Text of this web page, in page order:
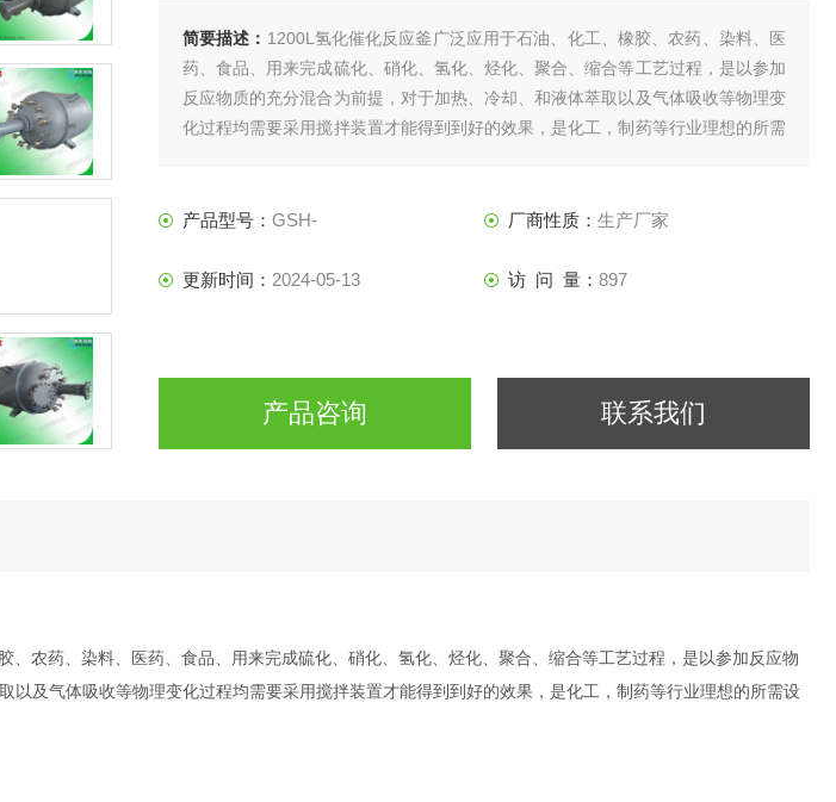
简要描述： 1200L氢化催化反应釜广泛应用于石油、化工、橡胶、农药、染料、医
药、食品、用来完成硫化、硝化、氢化、烃化、聚合、缩合等工艺过程，是以参加
反应物质的充分混合为前提，对于加热、冷却、和液体萃取以及气体吸收等物理变
化过程均需要采用搅拌装置才能得到到好的效果，是化工，制药等行业理想的所需
产品型号： GSH- 厂商性质： 生产厂家
更新时间： 2024-05-13 访 问 量： 897
产品咨询 联系我们
、农药、染料、医药、食品、用来完成硫化、硝化、氢化、烃化、聚合、缩合等工艺过程，是以参加反应物
以及气体吸收等物理变化过程均需要采用搅拌装置才能得到到好的效果，是化工，制药等行业理想的所需设